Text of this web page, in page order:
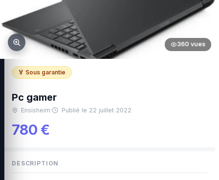
360 vues
DESCRIPTION
🏅 Sous garantie
Pc gamer
Ensisheim· Publié le 22 juillet 2022
780 €